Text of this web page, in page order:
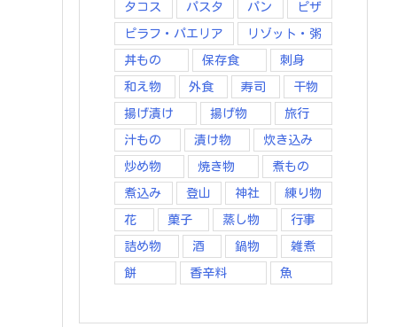
タコス パスタ パン ピザ
ピラフ・パエリア リゾット・粥
丼もの 保存食 刺身
和え物 外食 寿司 干物
揚げ漬け 揚げ物 旅行
汁もの 漬け物 炊き込み
炒め物 焼き物 煮もの
煮込み 登山 神社 練り物
花 菓子 蒸し物 行事
詰め物 酒 鍋物 雑煮
餅 香辛料 魚